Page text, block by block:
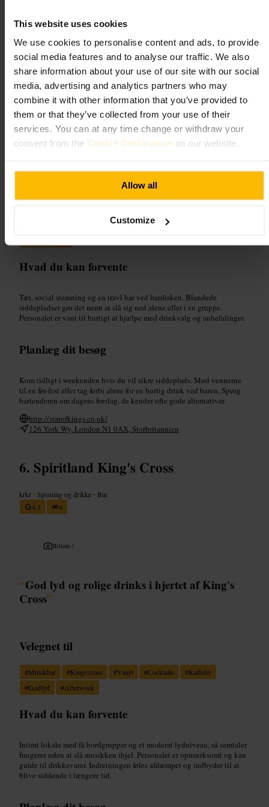
This website uses cookies
We use cookies to personalise content and ads, to provide
social media features and to analyse our traffic. We also
share information about your use of our site with our social
media, advertising and analytics partners who may
combine it with other information that you’ve provided to
them or that they’ve collected from your use of their
services. You can at any time change or withdraw your
consent from the Cookie Declaration on our website.
Allow all
Customize
The Star of Kings
Mad og drikkevarer• Bar
4,1
3,9
Billede /Time Out
“En afslappet kvartersbar med live-musik og
uformel stemning”
Velegnet til
#Live-musik Natliv
Hvad du kan forvente
Tæt, social stemning og en travl bar ved bardisken. Blandede
siddepladser gør det nemt at slå sig ned alene eller i en gruppe.
Personalet er vant til hurtigt at hjælpe med drinkvalg og anbefalinger.
Planlæg dit besøg
Kom tidligt i weekenden hvis du vil sikre siddeplads. Mød vennerne
til en før-fest eller tag forbi alene for en hurtig drink ved baren. Spørg
bartenderen om dagens forslag, de kender ofte gode alternativer.
http://starofkings.co.uk/
126 York Wy, London N1 0AX, Storbritannien
Spiritland King's Cross
krkr • Spisning og drikke • Bar
4,3
4
Billede /
“God lyd og rolige drinks i hjertet af King's
Cross”
Velegnet til
#Musikbar #Kingscross #Vinyl #Cocktails #Kaffeliv
#Godlyd #Afterwork
Hvad du kan forvente
Intimt lokale med få bordgrupper og et moderat lydniveau, så samtaler
fungerer uden at slå musikken ihjel. Personalet er opmærksomt og kan
guide til drikkevarer. Indretningen føles afdæmpet og indbyder til at
blive siddende i længere tid.